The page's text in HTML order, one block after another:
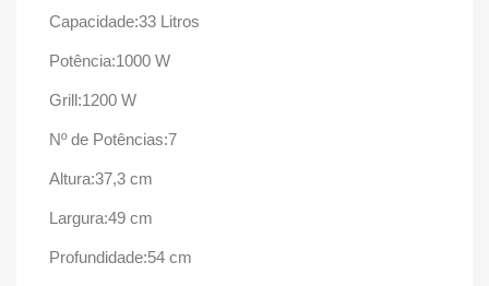
Capacidade:33 Litros
Potência:1000 W
Grill:1200 W
Nº de Potências:7
Altura:37,3 cm
Largura:49 cm
Profundidade:54 cm